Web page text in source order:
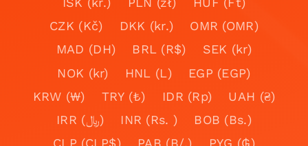
CZK (Kč)
DKK (kr.)
OMR (OMR)
MAD (DH)
BRL (R$)
SEK (kr)
NOK (kr)
HNL (L)
EGP (EGP)
KRW (₩)
TRY (₺) IDR (Rp)
UAH (₴)
IRR (﷼)
INR (Rs. )
BOB (Bs.)
CLP (CLP$)
PAB (B/.)
PYG (₲)